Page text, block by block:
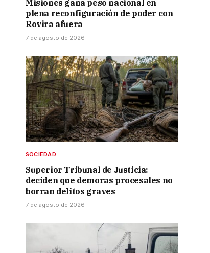
Misiones gana peso nacional en
plena reconfiguración de poder con
Rovira afuera
7 de agosto de 2026
SOCIEDAD
Superior Tribunal de Justicia:
deciden que demoras procesales no
borran delitos graves
7 de agosto de 2026